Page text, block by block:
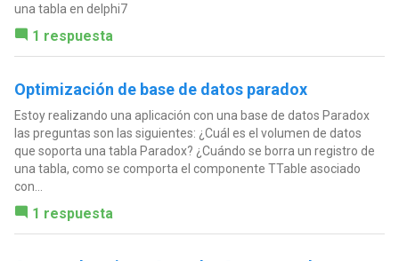
una tabla en delphi7
1 respuesta
Optimización de base de datos paradox
Estoy realizando una aplicación con una base de datos Paradox
las preguntas son las siguientes: ¿Cuál es el volumen de datos
que soporta una tabla Paradox? ¿Cuándo se borra un registro de
una tabla, como se comporta el componente TTable asociado
con...
1 respuesta